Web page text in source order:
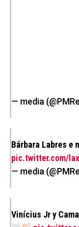
— media
Bárbara Labres e
pic.twitter.com/
— media
Vinícius Jr y